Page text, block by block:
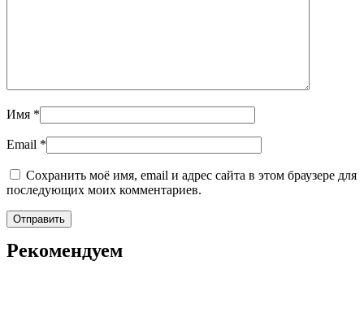
Имя *
Email *
Сохранить моё имя, email и адрес сайта в этом браузере для
последующих моих комментариев.
Рекомендуем